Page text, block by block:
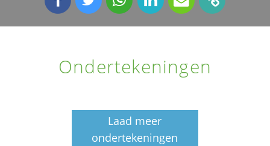
Ondertekeningen
Laad meer
ondertekeningen